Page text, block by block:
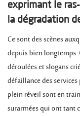
exprimant le
la dégradation
Ce sont des scènes
depuis bien
déroulées et slogans
défaillance des services
plein réveil sont en
surarmées qui ont tant